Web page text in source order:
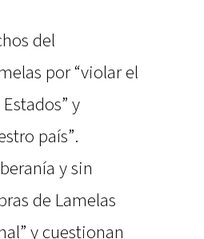
del
por “violar el
y
país”.
y sin
de Lamelas
y cuestionan